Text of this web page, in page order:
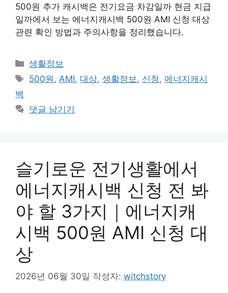
500원 추가 캐시백은 전기요금 차감일까 현금 지급
일까에서 보는 에너지캐시백 500원 AMI 신청 대상
관련 확인 방법과 주의사항을 정리했습니다.
카
테
생활정보
태
500원 , AMI,대상,생활정보 , 신청 , 에너지캐시
백
댓글 남기기
슬기로운 전기생활에서
에너지캐시백 신청 전 봐
야 할 3가지｜에너지캐
시백 500원 AMI 신청 대
상
2026년 06월 30일 작성자: witchstory